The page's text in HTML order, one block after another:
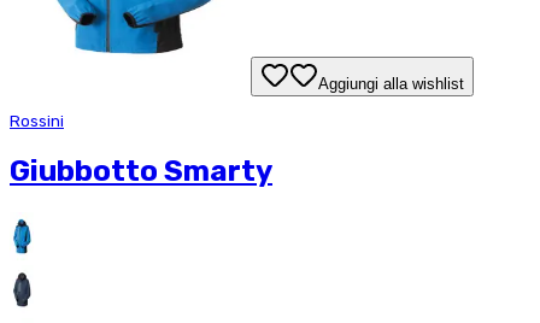
Aggiungi alla wishlist
Rossini
Giubbotto Smarty